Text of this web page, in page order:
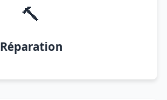
🔨
Réparation